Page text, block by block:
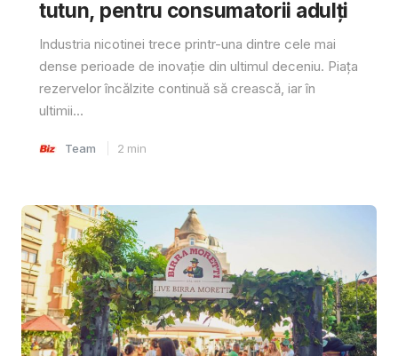
tutun, pentru consumatorii adulți
Industria nicotinei trece printr-una dintre cele mai
dense perioade de inovație din ultimul deceniu. Piața
rezervelor încălzite continuă să crească, iar în
ultimii...
Team 2 min